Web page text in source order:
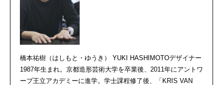
橋本祐樹（はしもと・ゆうき） YUKI HASHIMOTOデザイナー
1987年生まれ。京都造形芸術大学を卒業後、2011年にアントワ
ープ王立アカデミーに進学。学士課程修了後、「KRIS VAN